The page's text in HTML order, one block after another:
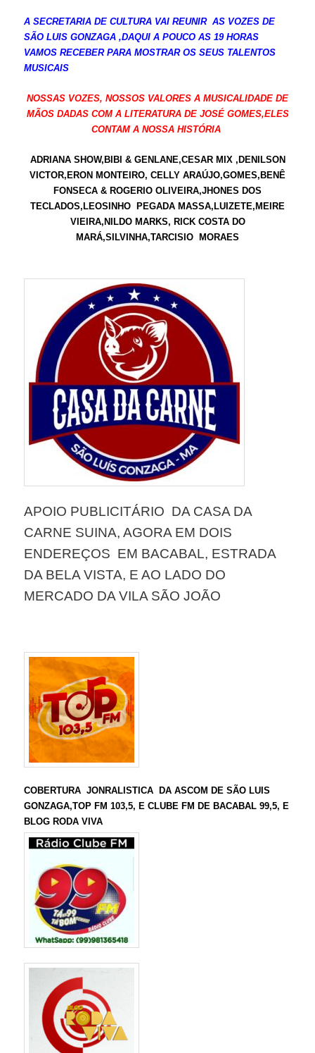
A SECRETARIA DE CULTURA VAI REUNIR AS VOZES DE
SÃO LUIS GONZAGA ,DAQUI A POUCO AS 19 HORAS
VAMOS RECEBER PARA MOSTRAR OS SEUS TALENTOS
MUSICAIS
NOSSAS VOZES, NOSSOS VALORES A MUSICALIDADE DE
MÃOS DADAS COM A LITERATURA DE JOSÉ GOMES,ELES
CONTAM A NOSSA HISTÓRIA
ADRIANA SHOW,BIBI & GENLANE,CESAR MIX ,DENILSON
VICTOR,ERON MONTEIRO, CELLY ARAÚJO,GOMES,BENÊ
FONSECA & ROGERIO OLIVEIRA,JHONES DOS
TECLADOS,LEOSINHO PEGADA MASSA,LUIZETE,MEIRE
VIEIRA,NILDO MARKS, RICK COSTA DO
MARÁ,SILVINHA,TARCISIO MORAES
APOIO PUBLICITÁRIO DA CASA DA
CARNE SUINA, AGORA EM DOIS
ENDEREÇOS EM BACABAL, ESTRADA
DA BELA VISTA, E AO LADO DO
MERCADO DA VILA SÃO JOÃO
COBERTURA JONRALISTICA DA ASCOM DE SÃO LUIS
GONZAGA,TOP FM 103,5, E CLUBE FM DE BACABAL 99,5, E
BLOG RODA VIVA